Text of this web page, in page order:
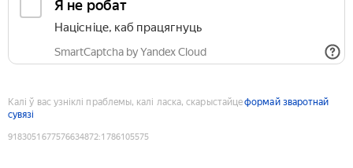
Я не робат
Націсніце, каб працягнуць
SmartCaptcha by Yandex Cloud
Калі ў вас узніклі праблемы, калі ласка, скарыстайцеформай зваротнай
сувязі
9183051677576634872:1786105575